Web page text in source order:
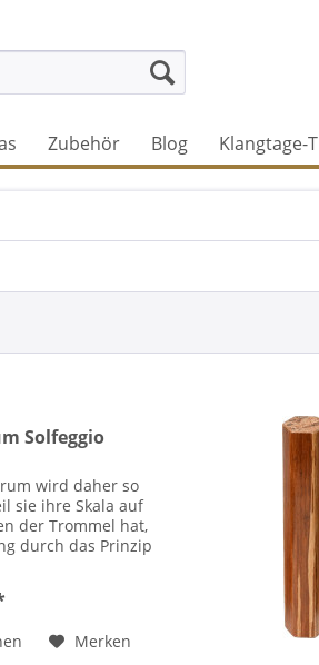
Zubehör Blog Klangtage-
Solfeggio
wird daher so
sie ihre Skala auf
der Trommel hat,
durch das Prinzip
mit Jens Zygar
Merken